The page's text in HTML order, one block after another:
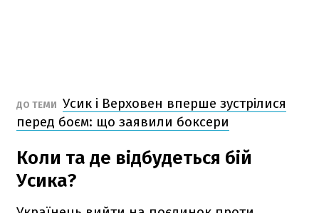
ДО ТЕМИ Усик і Верховен вперше зустрілися
перед боєм: що заявили боксери
Коли та де відбудеться бій
Усика?